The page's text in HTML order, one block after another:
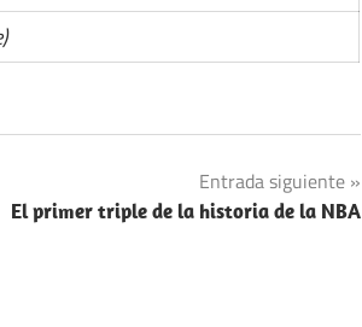
Entrada siguiente
El primer triple de la historia de la NBA